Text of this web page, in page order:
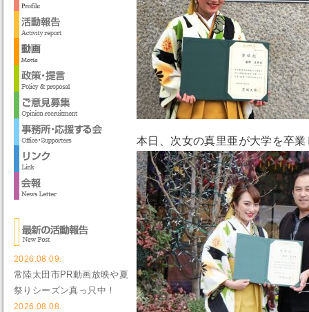
本日、次女の真里亜が大学を卒
2026.08.09.
常陸太田市PR動画放映や夏
祭りシーズン真っ只中！
2026.08.08.